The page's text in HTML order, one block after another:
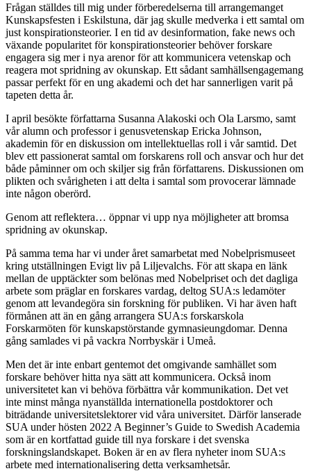
Frågan ställdes till mig under förberedelserna till arrangemanget
Kunskapsfesten i Eskilstuna, där jag skulle medverka i ett samtal om
just konspirationsteorier. I en tid av desinformation, fake news och
växande popularitet för konspirationsteorier behöver forskare
engagera sig mer i nya arenor för att kommunicera vetenskap och
reagera mot spridning av okunskap. Ett sådant samhällsengagemang
passar perfekt för en ung akademi och det har sannerligen varit på
tapeten detta år.
I april besökte författarna Susanna Alakoski och Ola Larsmo, samt
vår alumn och professor i genusvetenskap Ericka Johnson,
akademin för en diskussion om intellektuellas roll i vår samtid. Det
blev ett passionerat samtal om forskarens roll och ansvar och hur det
både påminner om och skiljer sig från författarens. Diskussionen om
plikten och svårigheten i att delta i samtal som provocerar lämnade
inte någon oberörd.
Genom att reflektera… öppnar vi upp nya möjligheter att bromsa
spridning av okunskap.
På samma tema har vi under året samarbetat med Nobelprismuseet
kring utställningen Evigt liv på Liljevalchs. För att skapa en länk
mellan de upptäckter som belönas med Nobelpriset och det dagliga
arbete som präglar en forskares vardag, deltog SUA:s ledamöter
genom att levandegöra sin forskning för publiken. Vi har även haft
förmånen att än en gång arrangera SUA:s forskarskola
Forskarmöten för kunskapstörstande gymnasieungdomar. Denna
gång samlades vi på vackra Norrbyskär i Umeå.
Men det är inte enbart gentemot det omgivande samhället som
forskare behöver hitta nya sätt att kommunicera. Också inom
universitetet kan vi behöva förbättra vår kommunikation. Det vet
inte minst många nyanställda internationella postdoktorer och
biträdande universitetslektorer vid våra universitet. Därför lanserade
SUA under hösten 2022 A Beginner’s Guide to Swedish Academia
som är en kortfattad guide till nya forskare i det svenska
forskningslandskapet. Boken är en av flera nyheter inom SUA:s
arbete med internationalisering detta verksamhetsår.